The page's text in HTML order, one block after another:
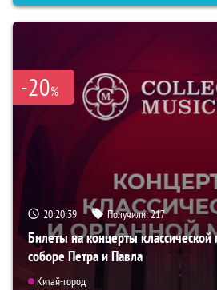
-20%
20:20:38 Получили:217
Билеты на концерты
соборе Петра и Павла
Китай-город